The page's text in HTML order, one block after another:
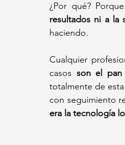
¿Por qué?
resultados ni a la
haciendo.
Cualquier
casos son el
totalmente de
con seguimiento
era la tecnología